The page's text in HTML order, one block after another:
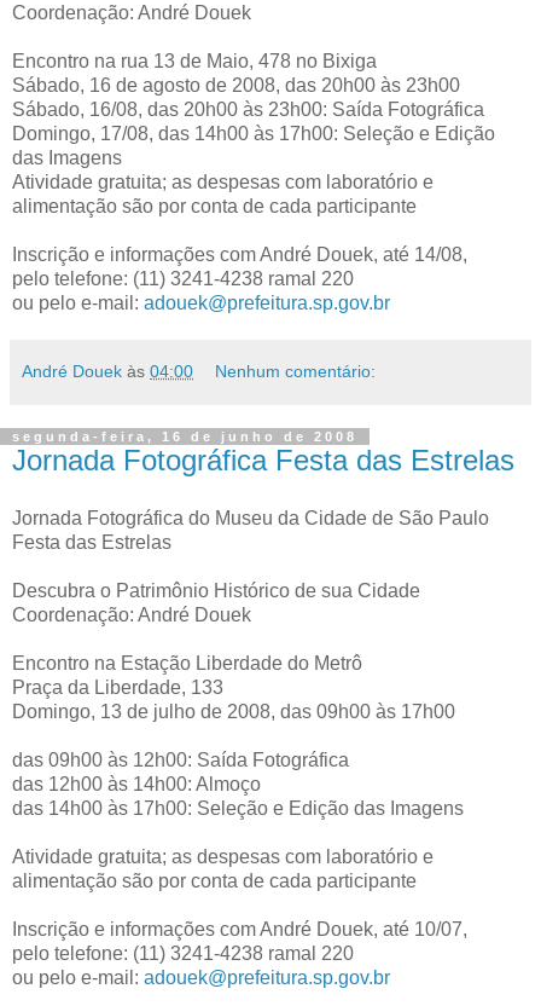
Coordenação: André Douek
Encontro na rua 13 de Maio, 478 no Bixiga
Sábado, 16 de agosto de 2008, das 20h00 às 23h00
Sábado, 16/08, das 20h00 às 23h00: Saída Fotográfica
Domingo, 17/08, das 14h00 às 17h00: Seleção e Edição
das Imagens
Atividade gratuita; as despesas com laboratório e
alimentação são por conta de cada participante
Inscrição e informações com André Douek, até 14/08,
pelo telefone: (11) 3241-4238 ramal 220
ou pelo e-mail: adouek@prefeitura.sp.gov.br
André Douek às 04:00 Nenhum comentário:
segunda-feira, 16 de junho de 2008
Jornada Fotográfica Festa das Estrelas
Jornada Fotográfica do Museu da Cidade de São Paulo
Festa das Estrelas
Descubra o Patrimônio Histórico de sua Cidade
Coordenação: André Douek
Encontro na Estação Liberdade do Metrô
Praça da Liberdade, 133
Domingo, 13 de julho de 2008, das 09h00 às 17h00
das 09h00 às 12h00: Saída Fotográfica
das 12h00 às 14h00: Almoço
das 14h00 às 17h00: Seleção e Edição das Imagens
Atividade gratuita; as despesas com laboratório e
alimentação são por conta de cada participante
Inscrição e informações com André Douek, até 10/07,
pelo telefone: (11) 3241-4238 ramal 220
ou pelo e-mail: adouek@prefeitura.sp.gov.br